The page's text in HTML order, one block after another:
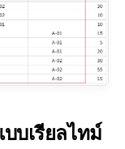
บเรียลไทม์